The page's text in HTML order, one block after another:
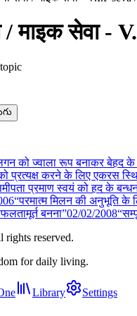
/ माइक सेवा -
को ज्वाला रूप बनाकर बेहद
प्रत्यक्ष करने के लिए एकरस
प्रमाण स्वयं को हद के
“परमात्म मिलन की अनुभूति के
बनना”02/02/2008
rights reserved.
for daily living.
Library Settings